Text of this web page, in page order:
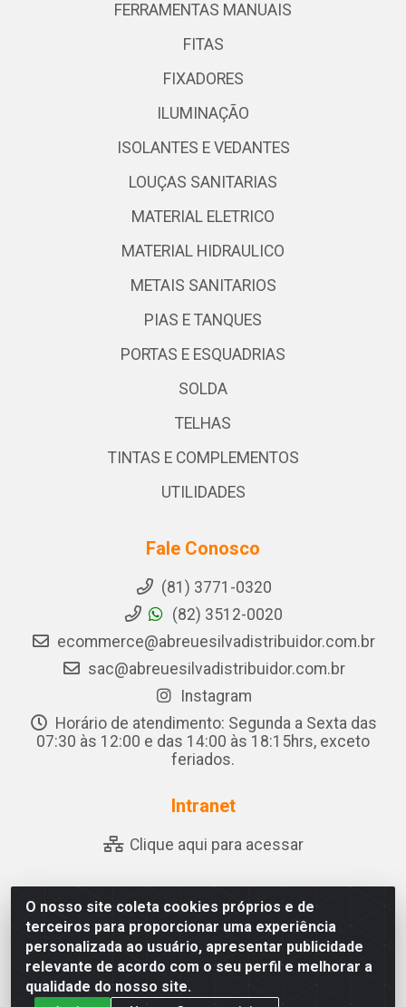
O nosso site coleta cookies próprios e de
terceiros para proporcionar uma experiência
personalizada ao usuário, apresentar publicidade
relevante de acordo com o seu perfil e melhorar a
qualidade do nosso site.
FERRAMENTAS MANUAIS
FITAS
FIXADORES
ILUMINAÇÃO
ISOLANTES E VEDANTES
LOUÇAS SANITARIAS
MATERIAL ELETRICO
MATERIAL HIDRAULICO
METAIS SANITARIOS
PIAS E TANQUES
PORTAS E ESQUADRIAS
SOLDA
TELHAS
TINTAS E COMPLEMENTOS
UTILIDADES
Fale Conosco
(81) 3771-0320
(82) 3512-0020
ecommerce@abreuesilvadistribuidor.com.br
sac@abreuesilvadistribuidor.com.br
Instagram
Horário de atendimento: Segunda a Sexta das
07:30 às 12:00 e das 14:00 às 18:15hrs, exceto
feriados.
Intranet
Clique aqui para acessar
Abreu & Silva - Rua Padre Jose de Souza Leite, 265 - Ariado,
Olho D'Água das Flores/AL - CEP 57.442-000 - CNPJ
04.790.656/0001-06